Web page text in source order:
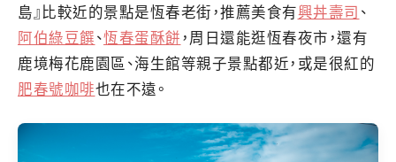
島』比較近的景點是恆春老街，推薦美食有興丼壽司 、
阿伯綠豆饌、恆春蛋酥餅，周日還能逛恆春夜市，還有
鹿境梅花鹿園區、海生館等親子景點都近，或是很紅的
肥春號咖啡也在不遠。